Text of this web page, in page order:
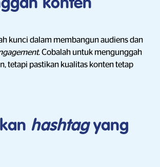
konten
kunci dalam membangun audiens dan
. Cobalah untuk mengunggah
tetapi pastikan kualitas konten tetap
hashtagyang